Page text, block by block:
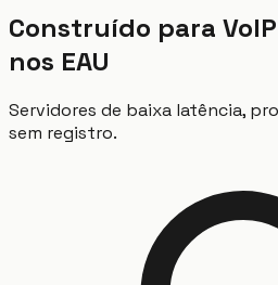
Construído para
nos EAU
Servidores de baixa latência,
sem registro.